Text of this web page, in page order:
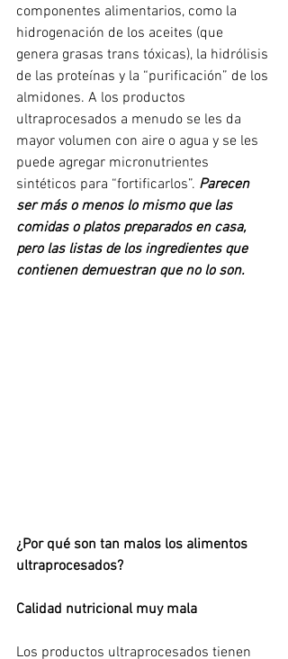
componentes alimentarios, como la
hidrogenación de los aceites (que
genera grasas trans tóxicas), la hidrólisis
de las proteínas y la “purificación” de los
almidones. A los productos
ultraprocesados a menudo se les da
mayor volumen con aire o agua y se les
puede agregar micronutrientes
sintéticos para “fortificarlos”. Parecen
ser más o menos lo mismo que las
comidas o platos preparados en casa,
pero las listas de los ingredientes que
contienen demuestran que no lo son.
¿Por qué son tan malos los alimentos
ultraprocesados?
Calidad nutricional muy mala
Los productos ultraprocesados tienen